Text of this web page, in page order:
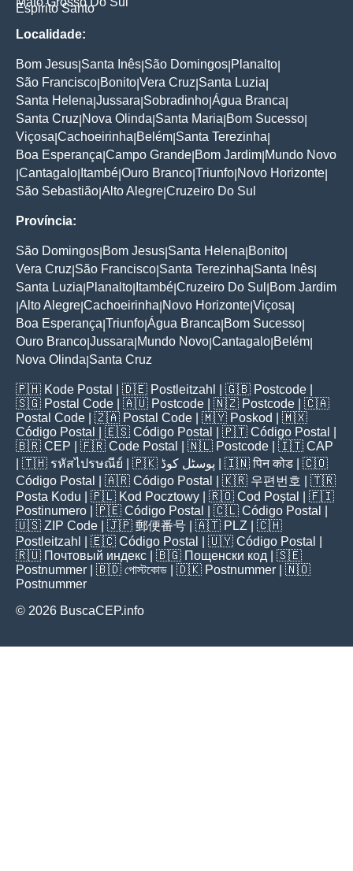
Espirito Santo
Localidade:
Bom Jesus Santa Inês São Domingos Planalto
São Francisco Bonito Vera Cruz Santa Luzia
Santa Helena Jussara Sobradinho Água Branca
Santa Cruz Nova Olinda Santa Maria Bom Sucesso
Viçosa Cachoeirinha Belém Santa Terezinha
Boa Esperança Campo Grande Bom Jardim Mundo Novo
Cantagalo Itambé Ouro Branco Triunfo Novo Horizonte
São Sebastião Alto Alegre Cruzeiro Do Sul
Província:
São Domingos Bom Jesus Santa Helena Bonito
Vera Cruz São Francisco Santa Terezinha Santa Inês
Santa Luzia Planalto Itambé Cruzeiro Do Sul
Bom Jardim
Alto Alegre Cachoeirinha Novo Horizonte Viçosa
Boa Esperança Triunfo Água Branca Bom Sucesso
Ouro Branco Jussara Mundo Novo Cantagalo Belém
Nova Olinda Santa Cruz
🇵🇭 Kode Postal | 🇩🇪 Postleitzahl | 🇬🇧 Postcode
🇸🇬 Postal Code | 🇦🇺 Postcode | 🇳🇿 Postcode | 🇨🇦
Postal Code | 🇿🇦 Postal Code | 🇲🇾 Poskod
| 🇲🇽
Código Postal
| 🇪🇸 Código Postal | 🇵🇹 Código Postal
🇧🇷 CEP | 🇫🇷 Code Postal | 🇳🇱 Postcode | 🇮🇹 CAP
| 🇹🇭 รหัสไปรษณีย์ | 🇵🇰 پوسٹل کوڈ | 🇮🇳पिन कोड | 🇨🇴
Código Postal
| 🇦🇷 Código Postal | 🇰🇷 우편번호
| 🇹🇷
Posta Kodu | 🇵🇱 Kod Pocztowy | 🇷🇴 Cod Poștal
| 🇫🇮
Postinumero | 🇵🇪 Código Postal | 🇨🇱 Código Postal
🇺🇸 ZIP Code | 🇯🇵 郵便番号 | 🇦🇹 PLZ | 🇨🇭
Postleitzahl
| 🇪🇨 Código Postal | 🇺🇾 Código Postal
🇷🇺 Почтовый индекс | 🇧🇬 Пощенски код | 🇸🇪
Postnummer | 🇧🇩 পোস্টকোড | 🇩🇰 Postnummer | 🇳🇴
Postnummer
© 2026 BuscaCEP.info